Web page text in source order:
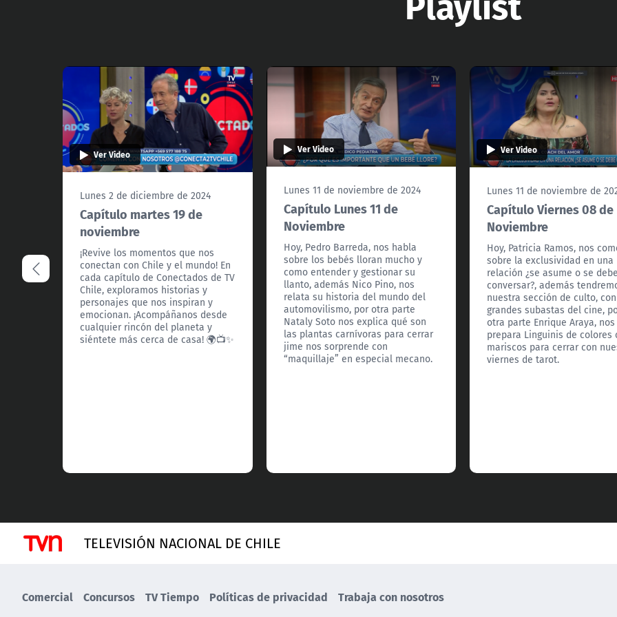
Ver Video
Lunes 2 de diciembre de 2024
Capítulo martes 19 de
noviembre
¡Revive los momentos que nos
conectan con Chile y el mundo! En
cada capítulo de Conectados de TV
Chile, exploramos historias y
personajes que nos inspiran y
emocionan. ¡Acompáñanos desde
cualquier rincón del planeta y
siéntete más cerca de casa! 🌍📺✨
Ver Video
Lunes 11 de noviembre de 2024
Capítulo Lunes 11 de
Noviembre
Hoy, Pedro Barreda, nos habla
sobre los bebés lloran mucho y
como entender y gestionar su
llanto, además Nico Pino, nos
relata su historia del mundo del
automovilismo, por otra parte
Nataly Soto nos explica qué son
las plantas carnívoras para cerrar
jime nos sorprende con
“maquillaje” en especial mecano.
Ver Video
Lunes 11 de noviembre de
Capítulo Viernes 08 de
Noviembre
Hoy, Patricia Ramos, nos
sobre la exclusividad en una
relación ¿se asume o se debe
conversar?, además
nuestra sección de culto, con
grandes subastas del cine,
otra parte Enrique Araya, nos
prepara Linguinis de colores
mariscos para cerrar con
viernes de tarot.
TELEVISIÓN NACIONAL DE CHILE
Comercial Concursos TV Tiempo Políticas de privacidad Trabaja con nosotros